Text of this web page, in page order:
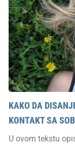
KAKO DA
KONTAKT SA
U ovom tekstu